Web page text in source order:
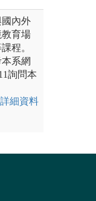
內外
育場
程。
系網
詢問本
細資料